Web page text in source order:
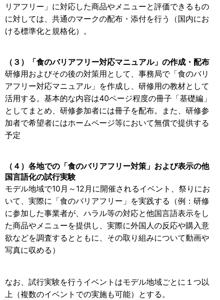
リアフリー」に対応した商品やメニューと評価できるもの
に対しては、共通のマークの配布・添付を行う（国内にお
ける標準化と規格化）。
（３）「食のバリアフリー対応マニュアル」の作成・配布
研修用およびその後の対策用として、事務局で「食のバリ
アフリー対応マニュアル」を作成し、研修用の教材として
活用する。基本的な内容は40ページ程度の冊子「基礎編」
としてまとめ、研修参加者には冊子を配布。また、研修参
加者で希望者にはホームページ等において無償で提供する
予定
（４）各地での「食のバリアフリー対策」および表示の他
国言語化の試行実験
モデル地域で10月～12月に開催されるイベント、祭りにお
いて、実際に「食のバリアフリー」を実践する（例：研修
に参加した事業者が、ハラル等の対応と他国言語表示をし
た商品やメニューを提供し、実際に外国人の反応や購入意
欲などを調査するとともに、その取り組みについて動画や
写真に収める）
なお、試行実験を行うイベントはモデル地域ごとに１つ以
上（複数のイベントでの実施も可能）とする。